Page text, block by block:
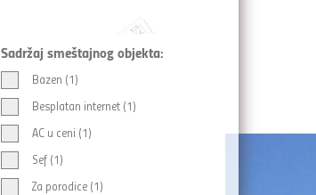
Sadržaj smeštajnog objekta:
Bazen (1)
Besplatan internet (1)
AC u ceni (1)
Sef (1)
Za porodice (1)